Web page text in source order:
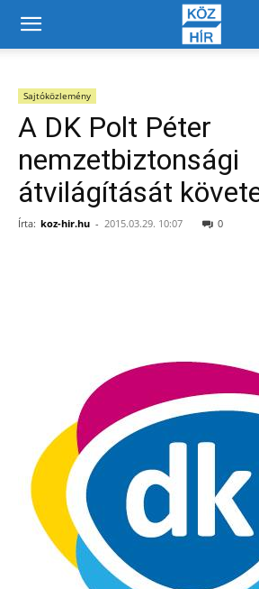
Sajtóközlemény
A DK Polt Péter
nemzetbiztonsági
átvilágítását
Írta: koz-hir.hu - 2015.03.29. 10:07 0